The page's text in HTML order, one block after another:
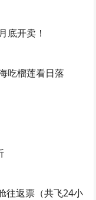
底开卖！
吃榴莲看日落
往返票（共飞24小